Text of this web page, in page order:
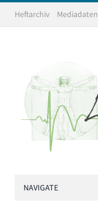
Heftarchiv Mediadaten
NAVIGATE